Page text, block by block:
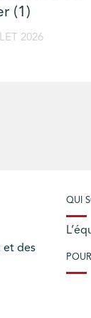
(1)
2026
et des
QUI